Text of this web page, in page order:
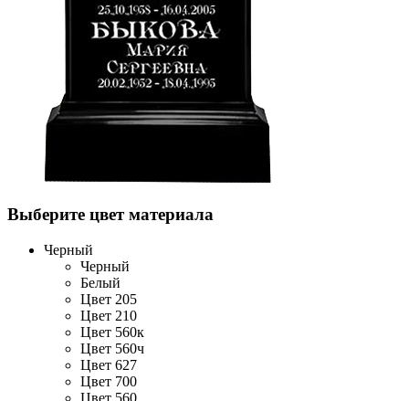
Выберите цвет материала
Черный
Черный
Белый
Цвет 205
Цвет 210
Цвет 560к
Цвет 560ч
Цвет 627
Цвет 700
Цвет 560